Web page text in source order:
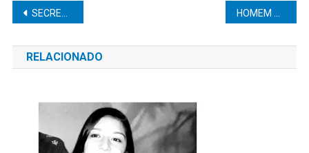
Navegação
de
Post
SECRETÁRIO DE EDUCAÇÃO ROSSIELI SOARES DA SILVA VISITA HERCULÂNDIA NESTE DOMINGO
RELACIONADO